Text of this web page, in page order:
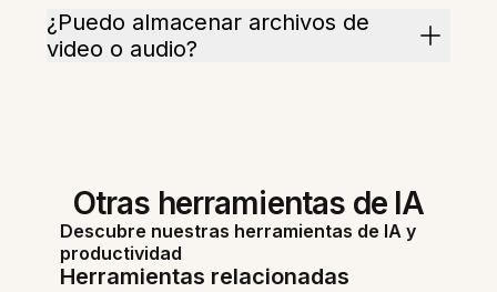
¿Puedo almacenar archivos de
video o audio?
Otras herramientas de IA
Descubre nuestras herramientas de IA y
productividad
Herramientas relacionadas